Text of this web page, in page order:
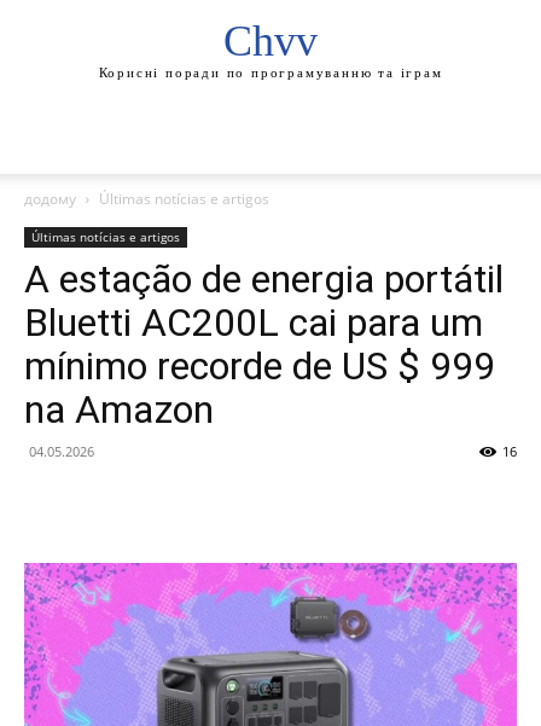
Chvv
Корисні поради по програмуванню та іграм
додому Últimas notícias e artigos
Últimas notícias e artigos
A estação de energia portátil
Bluetti AC200L cai para um
mínimo recorde de US $ 999
na Amazon
04.05.2026 16